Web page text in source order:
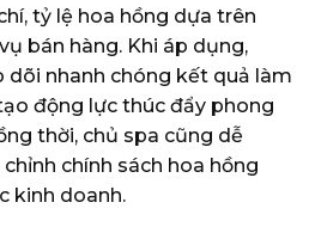
tỷ lệ hoa hồng dựa trên
bán hàng. Khi áp dụng,
dõi nhanh chóng kết quả làm
động lực thúc đẩy phong
thời, chủ spa cũng dễ
chính sách hoa hồng
kinh doanh.